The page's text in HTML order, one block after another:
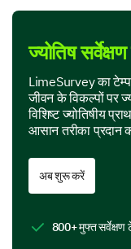
Career
Relationships/
Financial
Health and
Traveling and
ज्योतिष
LimeSurvey का
जीवन के विकल्पों पर
विशिष्ट ज्योतिषीय
आसान तरीका प्रदान
अब शुरू करें
800+ मुफ्त सर्वेक्षण